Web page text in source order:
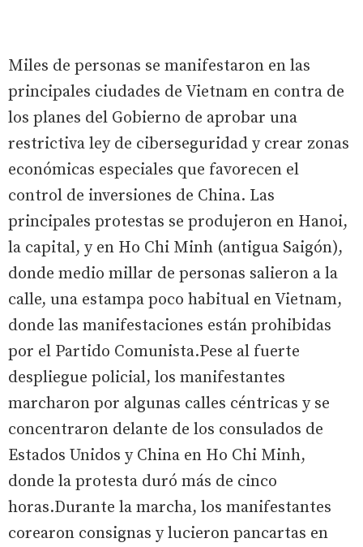
Miles de personas se manifestaron en las
principales ciudades de Vietnam en contra de
los planes del Gobierno de aprobar una
restrictiva ley de ciberseguridad y crear zonas
económicas especiales que favorecen el
control de inversiones de China. Las
principales protestas se produjeron en Hanoi,
la capital, y en Ho Chi Minh (antigua Saigón),
donde medio millar de personas salieron a la
calle, una estampa poco habitual en Vietnam,
donde las manifestaciones están prohibidas
por el Partido Comunista.Pese al fuerte
despliegue policial, los manifestantes
marcharon por algunas calles céntricas y se
concentraron delante de los consulados de
Estados Unidos y China en Ho Chi Minh,
donde la protesta duró más de cinco
horas.Durante la marcha, los manifestantes
corearon consignas y lucieron pancartas en